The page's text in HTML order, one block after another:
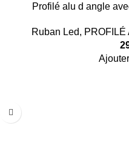
Profilé alu d angle
Ruban Led, PROFILÉ